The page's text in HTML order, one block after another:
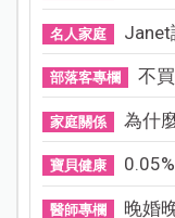
名人家庭 Janet
部落客專欄 不
家庭關係 為什
寶貝健康
醫師專欄 晚婚